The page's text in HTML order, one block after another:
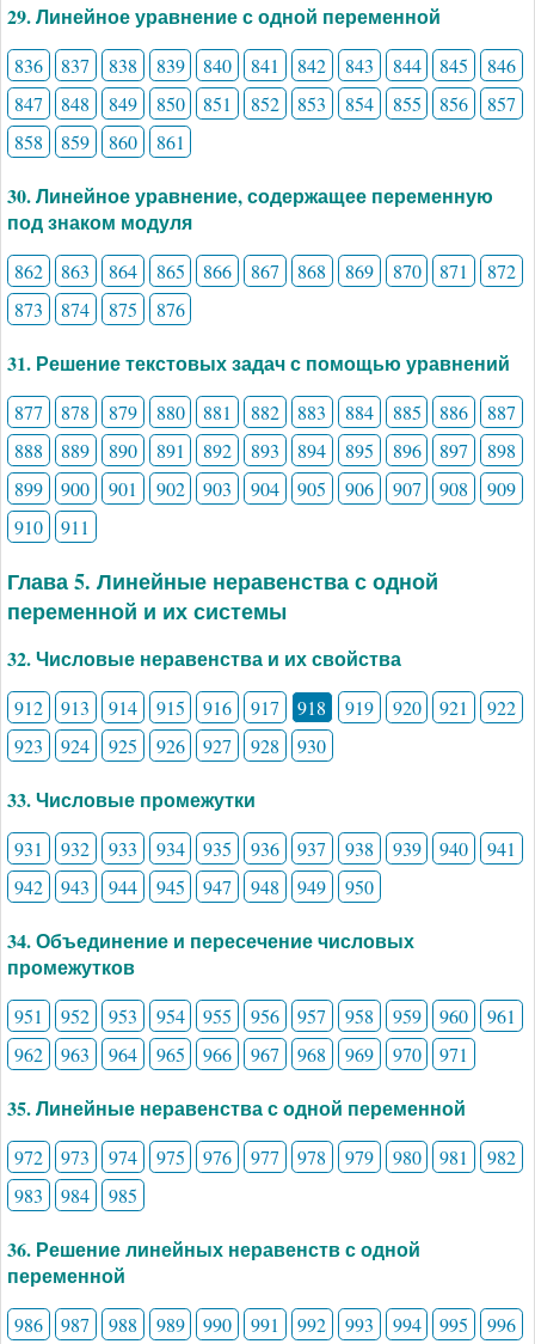
29. Линейное уравнение с одной переменной
836 837 838 839 840 841 842 843 844 845
846
847
848 849 850 851 852 853 854 855 856
857
858
859 860 861
30. Линейное уравнение, содержащее переменную
под знаком модуля
862 863 864 865 866 867 868 869 870 871
872
873
874 875 876
31. Решение текстовых задач с помощью уравнений
877 878 879 880 881 882 883 884 885 886
887
888
889 890 891 892 893 894 895 896 897
898
899
900 901 902 903 904 905 906 907 908
909
910
911
Глава 5. Линейные неравенства с одной
переменной и их системы
32. Числовые неравенства и их свойства
912 913 914 915 916 917 918 919 920 921
922
923
924 925 926 927 928 930
33. Числовые промежутки
931 932 933 934 935 936 937 938 939 940
941
942
943 944 945 947 948 949 950
34. Объединение и пересечение числовых
промежутков
951 952 953 954 955 956 957 958 959 960
961
962
963 964 965 966 967 968 969 970 971
35. Линейные неравенства с одной переменной
972 973 974 975 976 977 978 979 980 981
982
983
984 985
36. Решение линейных неравенств с одной
переменной
986 987 988 989 990 991 992 993 994 995 996